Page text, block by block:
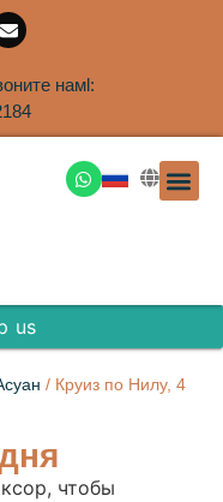
намl:
us
/ Круиз по Нилу, 4
чтобы